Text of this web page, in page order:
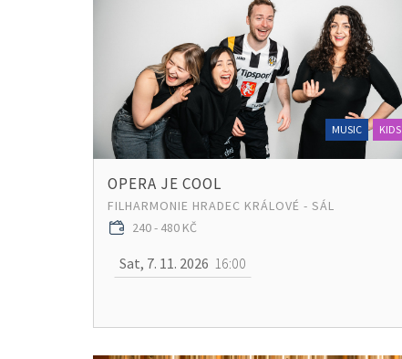
MUSIC KIDS
OPERA JE COOL
FILHARMONIE HRADEC KRÁLOVÉ - SÁL
240 - 480 KČ
Sat, 7. 11. 2026 16:00